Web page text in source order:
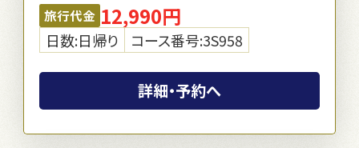
旅行代金 12,990円
日数:日帰り コース番号:3S958
詳細・予約へ